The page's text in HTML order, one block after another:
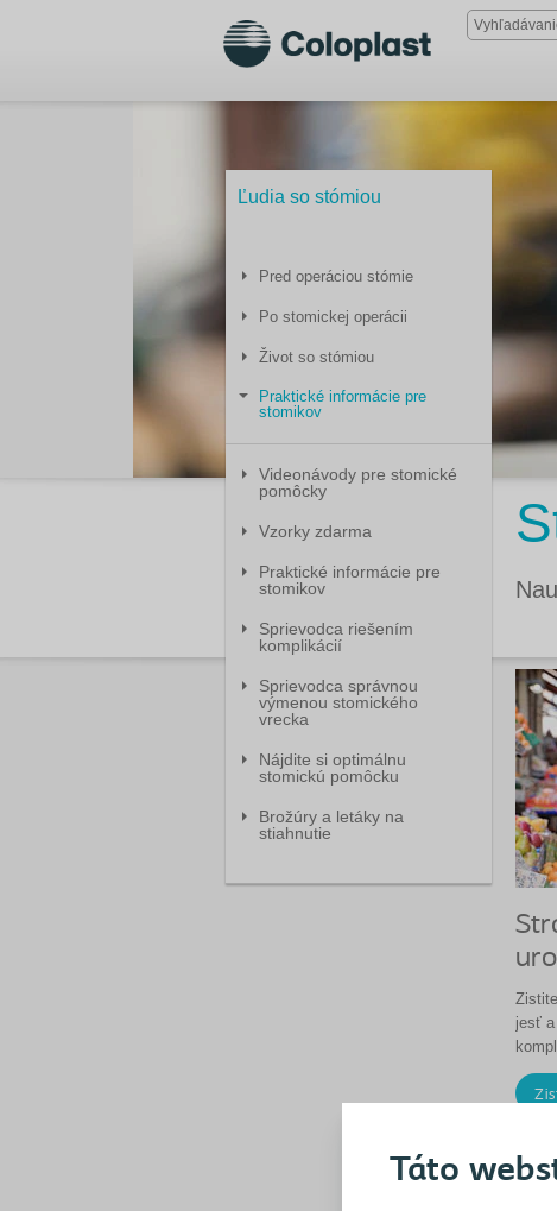
Táto
Ľudia so stómiou
Pred operáciou stómie
Po stomickej operácii
Život so stómiou
Praktické informácie pre
stomikov
Videonávody pre stomické
pomôcky
Vzorky zdarma
Praktické informácie pre
stomikov
Sprievodca riešením
komplikácií
Sprievodca správnou
výmenou stomického
vrecka
Nájdite si optimálnu
stomickú pomôcku
Brožúry a letáky na
stiahnutie
jesť